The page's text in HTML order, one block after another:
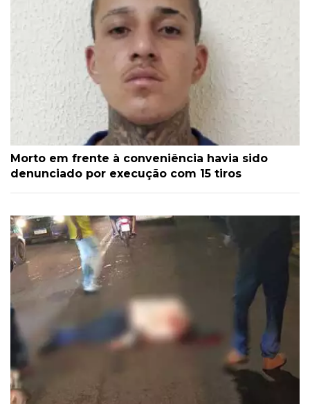
Morto em frente à conveniência havia sido
denunciado por execução com 15 tiros